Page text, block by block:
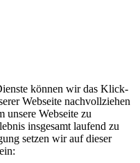
können wir das Klick-
Webseite nachvollziehen
unsere Webseite zu
insgesamt laufend zu
setzen wir auf dieser